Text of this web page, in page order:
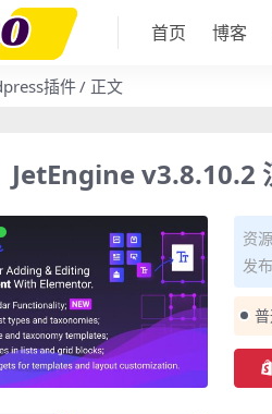
首页 博客
插件 正文
JetEngine v3.8.10.2
资
发